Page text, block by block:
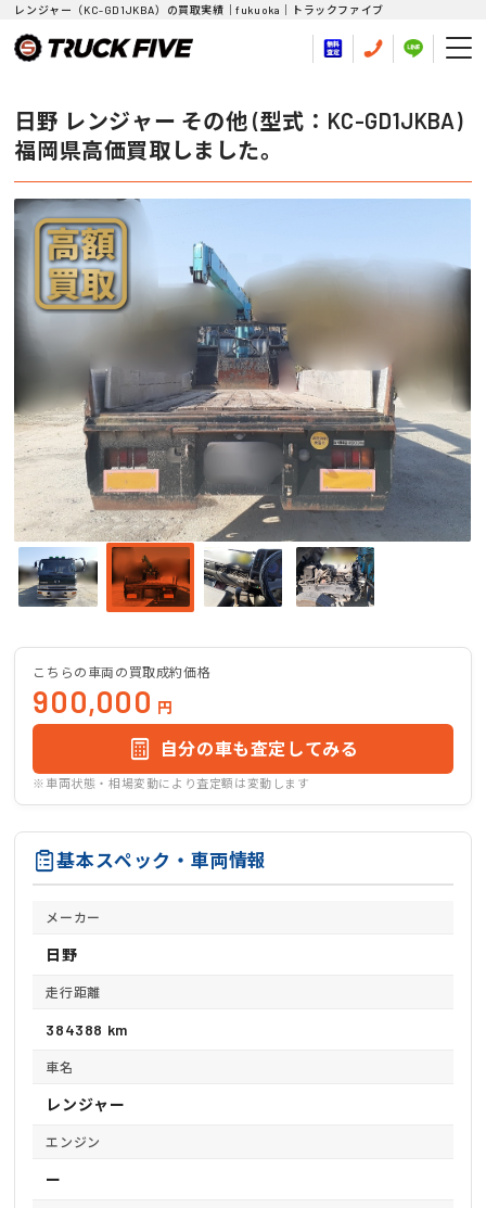
レンジャー（KC-GD1JKBA）の買取実績｜fukuoka｜トラックファイブ
日野 レンジャー その他 (型式：KC-GD1JKBA)
福岡県高価買取しました。
こちらの車両の買取成約価格
900,000 円
自分の車も査定してみる
※車両状態・相場変動により査定額は変動します
基本スペック・車両情報
メーカー
日野
走行距離
384388 km
車名
レンジャー
エンジン
ー